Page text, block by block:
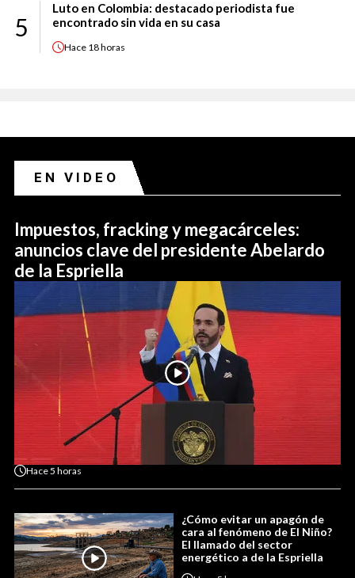
5
Luto en Colombia: destacado periodista fue
encontrado sin vida en su casa
Hace 18 horas
EN VIDEO
Impuestos, fracking y megacárceles:
anuncios clave del presidente Abelardo
de la Espriella
Hace5 horas
¿Cómo evitar un apagón de
cara al fenómeno de El Niño?
El llamado del sector
energético a de la Espriella